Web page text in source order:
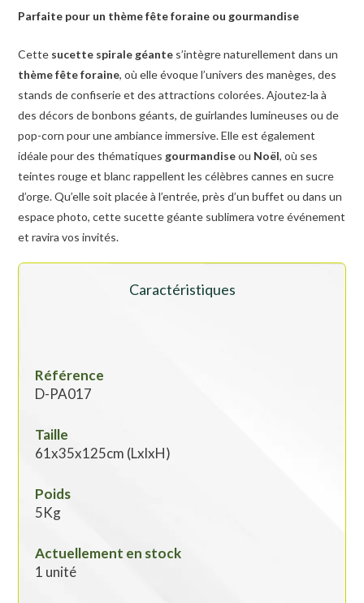
Parfaite pour un thème fête foraine ou gourmandise
Cette sucette spirale géante s’intègre naturellement dans un
thème fête foraine, où elle évoque l’univers des manèges, des
stands de confiserie et des attractions colorées. Ajoutez-la à
des décors de bonbons géants, de guirlandes lumineuses ou de
pop-corn pour une ambiance immersive. Elle est également
idéale pour des thématiques gourmandiseou Noël, où ses
teintes rouge et blanc rappellent les célèbres cannes en sucre
d’orge. Qu’elle soit placée à l’entrée, près d’un buffet ou dans un
espace photo, cette sucette géante sublimera votre événement
et ravira vos invités.
Caractéristiques
Référence
D-PA017
Taille
61x35x125cm (LxlxH)
Poids
5Kg
Actuellement en stock
1 unité